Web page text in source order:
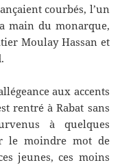
courbés, l’un
main du monarque,
Moulay Hassan et
aux accents
rentré à Rabat sans
à quelques
le moindre mot de
jeunes, ces moins